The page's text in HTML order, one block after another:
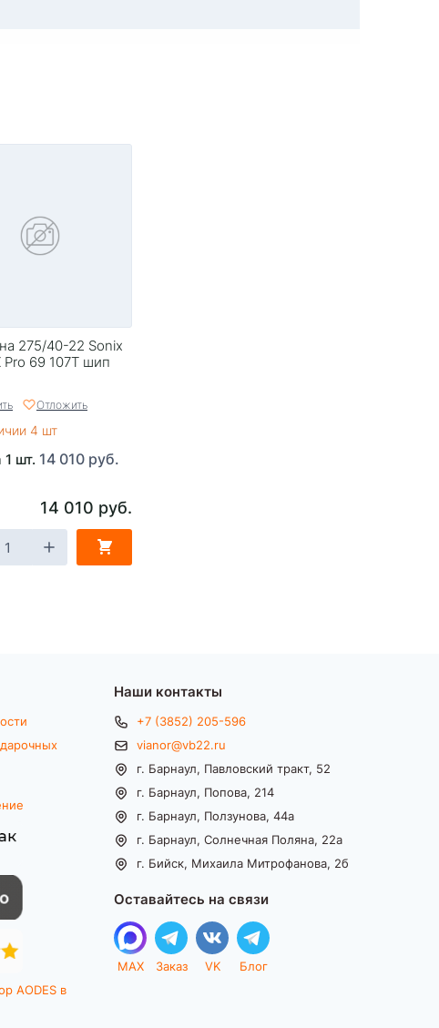
275/40-22 Sonix
Pro 69 107T шип
Отложить
4 шт
шт. 14 010 руб.
14 010 руб.
AODES в
Наши контакты
+7 (3852) 205-596
vianor@vb22.ru
г. Барнаул, Павловский тракт, 52
г. Барнаул, Попова, 214
г. Барнаул, Ползунова, 44а
г. Барнаул, Солнечная Поляна, 22а
г. Бийск, Михаила Митрофанова, 2б
Оставайтесь на связи
MAX Заказ VK Блог